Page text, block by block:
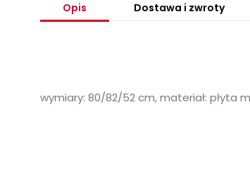
Opis Dostawa i zwroty
wymiary: 80/82/52 cm, materiał: płyta